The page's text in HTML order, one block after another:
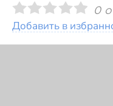
0
Добавить в